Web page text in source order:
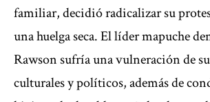
familiar, decidió radicalizar su
una huelga seca. El líder mapuche
Rawson sufría una vulneración de
culturales y políticos, además de